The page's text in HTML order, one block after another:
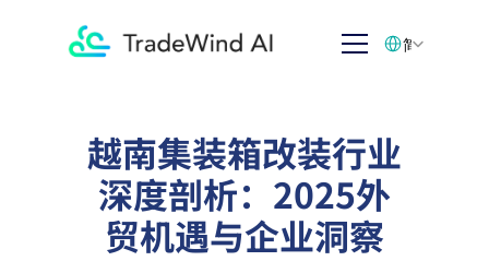
越南集装箱改装行业
深度剖析：2025外
贸机遇与企业洞察
简体中文